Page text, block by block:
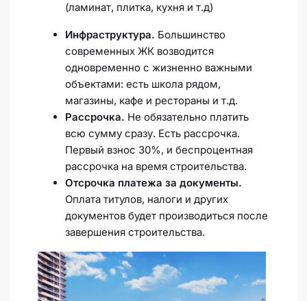
(ламинат, плитка, кухня и т.д)
Инфраструктура. Большинство
современных ЖК возводится
одновременно с жизненно важными
объектами: есть школа рядом,
магазины, кафе и рестораны и т.д.
Рассрочка. Не обязательно платить
всю сумму сразу. Есть рассрочка.
Первый взнос 30%, и беспроцентная
рассрочка на время строительства.
Отсрочка платежа за документы.
Оплата титулов, налоги и других
документов будет производиться после
завершения строительства.